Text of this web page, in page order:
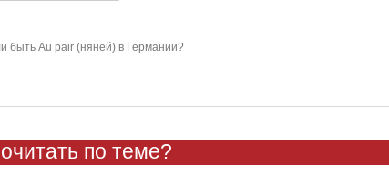
быть Au pair (няней) в Германии?
по теме?